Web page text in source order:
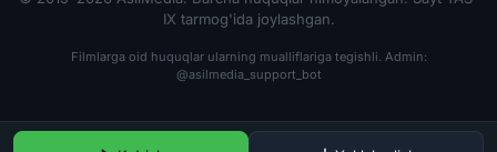
IX tarmog'ida joylashgan.
Filmlarga oid huquqlar ularning mualliflariga tegishli. Admin:
@asilmedia_support_bot